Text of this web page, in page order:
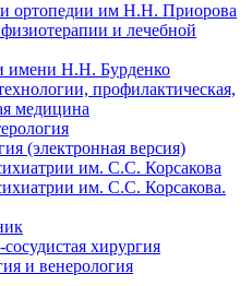
ортопедии им Н.Н. Приорова
и лечебной
имени Н.Н. Бурденко
профилактическая,
медицина
(электронная версия)
им. С.С. Корсакова
им. С.С. Корсакова.
хирургия
и венерология